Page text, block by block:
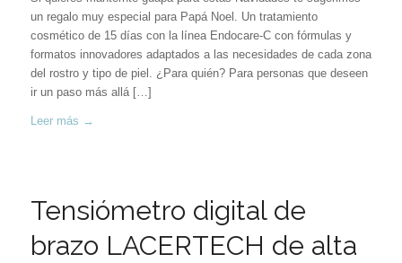
un regalo muy especial para Papá Noel. Un tratamiento
cosmético de 15 días con la línea Endocare-C con fórmulas y
formatos innovadores adaptados a las necesidades de cada zona
del rostro y tipo de piel. ¿Para quién? Para personas que deseen
ir un paso más allá […]
Leer más →
Tensiómetro digital de
brazo LACERTECH de alta